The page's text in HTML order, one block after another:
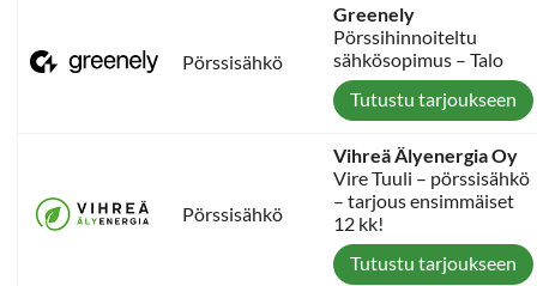
Pörssisähkö
Greenely
Pörssihinnoiteltu
sähkösopimus – Talo
Tutustu tarjoukseen
Pörssisähkö
Vihreä Älyenergia Oy
Vire Tuuli – pörssisähkö
– tarjous ensimmäiset
12 kk!
Tutustu tarjoukseen